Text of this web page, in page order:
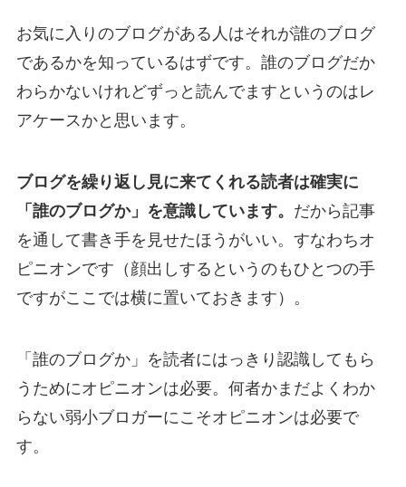
お気に入りのブログがある人はそれが誰のブログ
であるかを知っているはずです。誰のブログだか
わらかないけれどずっと読んでますというのはレ
アケースかと思います。
ブログを繰り返し見に来てくれる読者は確実に
「誰のブログか」を意識しています。 だから記事
を通して書き手を見せたほうがいい。すなわちオ
ピニオンです（顔出しするというのもひとつの手
ですがここでは横に置いておきます）。
「誰のブログか」を読者にはっきり認識してもら
うためにオピニオンは必要。何者かまだよくわか
らない弱小ブロガーにこそオピニオンは必要で
す。